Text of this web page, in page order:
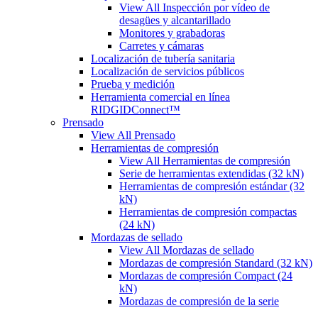
View All Inspección por vídeo de
desagües y alcantarillado
Monitores y grabadoras
Carretes y cámaras
Localización de tubería sanitaria
Localización de servicios públicos
Prueba y medición
Herramienta comercial en línea
RIDGIDConnect™
Prensado
View All Prensado
Herramientas de compresión
View All Herramientas de compresión
Serie de herramientas extendidas (32 kN)
Herramientas de compresión estándar (32
kN)
Herramientas de compresión compactas
(24 kN)
Mordazas de sellado
View All Mordazas de sellado
Mordazas de compresión Standard (32 kN)
Mordazas de compresión Compact (24
kN)
Mordazas de compresión de la serie